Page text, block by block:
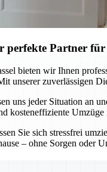
perfekte Partner
bieten wir Ihnen
unserer zuverlässigen
uns jeder Situation an
kosteneffiziente Umzüge
Sie sich stressfrei
– ohne Sorgen oder